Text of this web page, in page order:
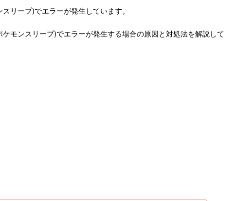
リープ)でエラーが発生しています。
モンスリープ)でエラーが発生する場合の原因と対処法を解説して